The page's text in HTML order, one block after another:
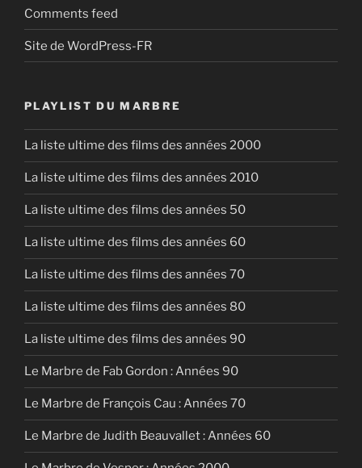
Comments feed
Site de WordPress-FR
PLAYLIST DU MARBRE
La liste ultime des films des années 2000
La liste ultime des films des années 2010
La liste ultime des films des années 50
La liste ultime des films des années 60
La liste ultime des films des années 70
La liste ultime des films des années 80
La liste ultime des films des années 90
Le Marbre de Fab Gordon : Années 90
Le Marbre de François Cau : Années 70
Le Marbre de Judith Beauvallet : Années 60